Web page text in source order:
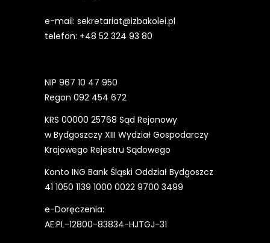
e-mail: sekretariat@izbakolei.pl
telefon: +48 52 324 93 80
NIP 967 10 47 950
Regon 092 454 672
KRS 00000 25768 Sąd Rejonowy
w Bydgoszczy XIII Wydział Gospodarczy
Krajowego Rejestru Sądowego
Konto ING Bank Śląski Oddział Bydgoszcz
41 1050 1139 1000 0022 9700 3499
e-Doręczenia:
AE:PL-12800-83834-HJTGJ-31